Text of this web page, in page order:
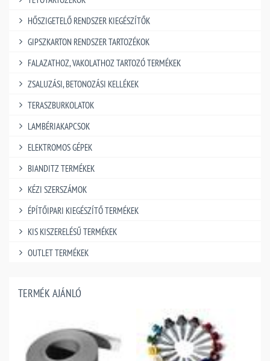
HŐSZIGETELŐ RENDSZER KIEGÉSZÍTŐK
GIPSZKARTON RENDSZER TARTOZÉKOK
FALAZATHOZ, VAKOLATHOZ TARTOZÓ TERMÉKEK
ZSALUZÁSI, BETONOZÁSI KELLÉKEK
TERASZBURKOLATOK
LAMBÉRIAKAPCSOK
ELEKTROMOS GÉPEK
BIANDITZ TERMÉKEK
KÉZI SZERSZÁMOK
ÉPÍTŐIPARI KIEGÉSZÍTŐ TERMÉKEK
KIS KISZERELÉSŰ TERMÉKEK
OUTLET TERMÉKEK
TERMÉK AJÁNLÓ